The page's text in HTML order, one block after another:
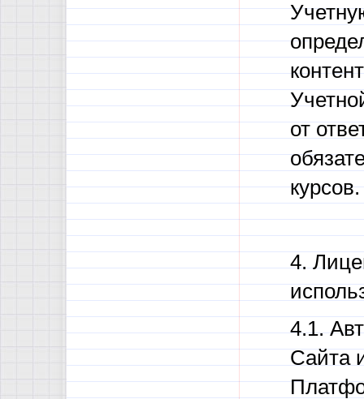
от
курсов.
4.
4.1.
Сайта